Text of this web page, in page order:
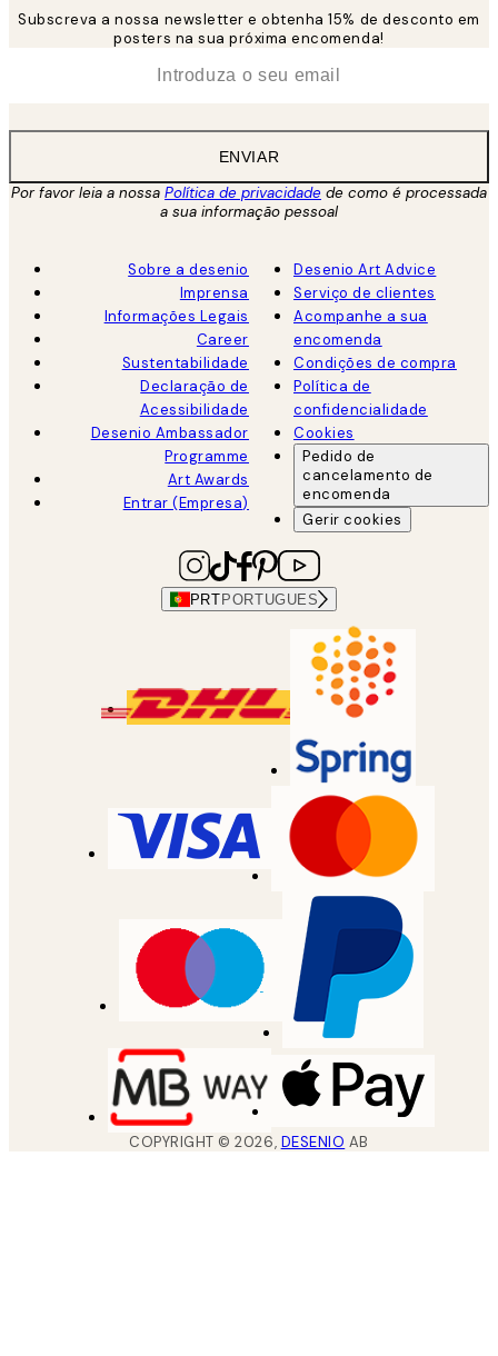
Subscreva a nossa newsletter e obtenha 15% de desconto em
posters na sua próxima encomenda!
ENVIAR
Por favor leia a nossa Política de privacidade de como é processada
a sua informação pessoal
Sobre a desenio
Imprensa
Informações Legais
Career
Sustentabilidade
Declaração de
Acessibilidade
Desenio Ambassador
Programme
Art Awards
Entrar (Empresa)
Desenio Art Advice
Serviço de clientes
Acompanhe a sua
encomenda
Condições de compra
Política de
confidencialidade
Cookies
Pedido de
cancelamento de
encomenda
Gerir cookies
PRT PORTUGUES
COPYRIGHT ©2026, DESENIO AB